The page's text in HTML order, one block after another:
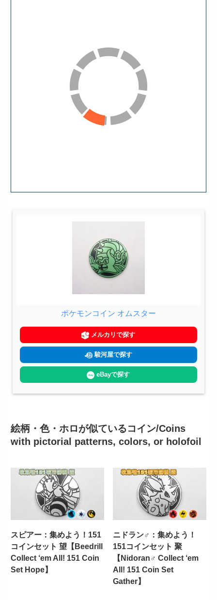
ポケモンコイン オムスター
メルカリで探す
駿河屋で探す
eBayで探す
絵柄・色・ホロが似ているコイン/Coins
with pictorial patterns, colors, or holofoil
スピアー：集めよう！151
コインセット 望【Beedrill
Collect ‘em All! 151 Coin
Set Hope】
ニドラン♂：集めよう！
151コインセット 聚
【Nidoran♂ Collect ‘em
All! 151 Coin Set
Gather】